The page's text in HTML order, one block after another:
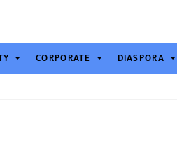
CORPORATE DIASPORA